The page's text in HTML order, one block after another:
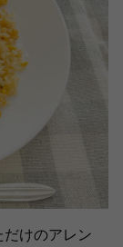
けのアレン